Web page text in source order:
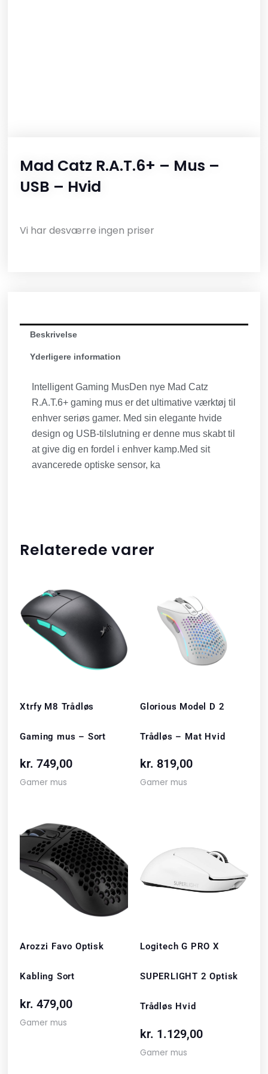
Mad Catz R.A.T.6+ – Mus –
USB – Hvid
Vi har desværre ingen priser
Beskrivelse
Yderligere information
Intelligent Gaming MusDen nye Mad Catz
R.A.T.6+ gaming mus er det ultimative værktøj til
enhver seriøs gamer. Med sin elegante hvide
design og USB-tilslutning er denne mus skabt til
at give dig en fordel i enhver kamp.Med sit
avancerede optiske sensor, ka
Relaterede varer
Xtrfy M8 Trådløs
Gaming mus – Sort
kr. 749,00
Gamer mus
Glorious Model D 2
Trådløs – Mat Hvid
kr. 819,00
Gamer mus
Arozzi Favo Optisk
Kabling Sort
kr. 479,00
Gamer mus
Logitech G PRO X
SUPERLIGHT 2 Optisk
Trådløs Hvid
kr. 1.129,00
Gamer mus